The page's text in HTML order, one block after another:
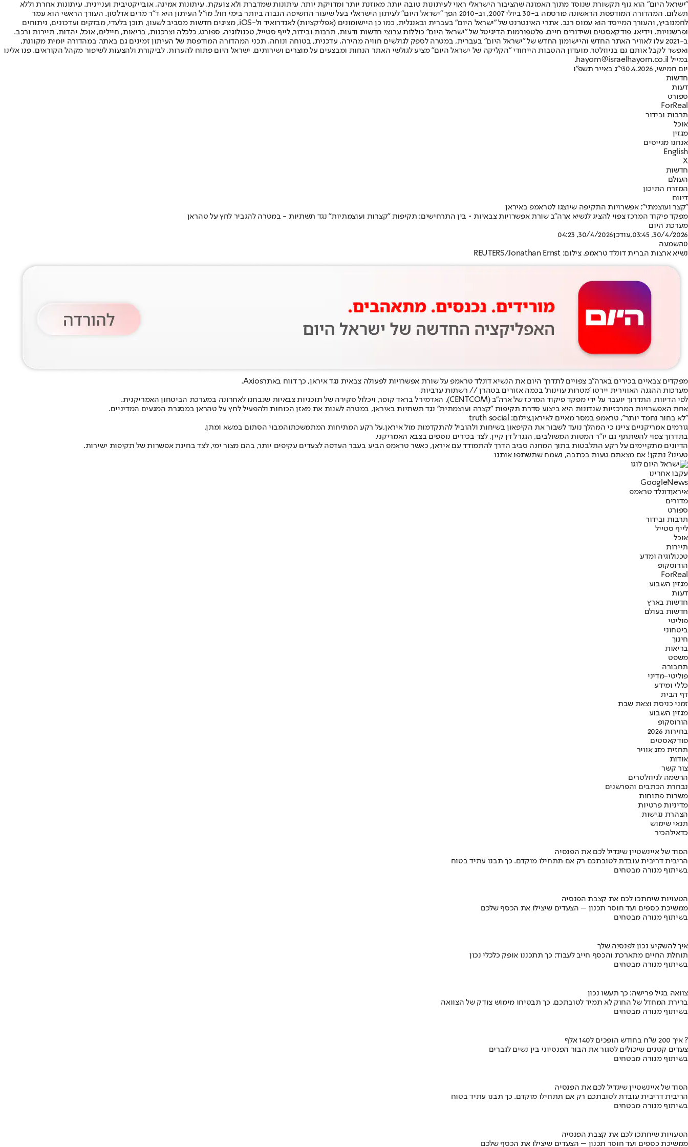
"ישראל היום" הוא גוף תקשורת שנוסד מתוך האמונה שהציבור הישראלי ראוי לעיתונות טובה יותר, מאוזנת יותר ומדויקת יותר. עיתונות שמדברת ולא צועקת. עיתונות אמינה, אובייקטיבית ועניינית. עיתונות אחרת וללא
תשלום. המהדורה המודפסת הראשונה פורסמה ב-30 ביולי 2007, וב-2010 הפך "ישראל היום" לעיתון הישראלי בעל שיעור החשיפה הגבוה ביותר בימי חול. מו"ל העיתון היא ד"ר מרים אדלסון. העורך הראשי הוא עמר
לחמנוביץ, והעורך המייסד הוא עמוס רגב. אתרי האינטרנט של "ישראל היום" בעברית ובאנגלית, כמו כן היישומונים (אפליקציות) לאנדרואיד ול-iOS, מציגים חדשות מסביב לשעון, תוכן בלעדי, מבזקים ועדכונים, ניתוחים
ופרשנויות, וידיאו, פודקאסטים ושידורים חיים. פלטפורמות הדיגיטל של "ישראל היום" כוללות ערוצי חדשות ודעות, תרבות ובידור, לייף סטייל, טכנולוגיה, ספורט, כלכלה וצרכנות, בריאות, חיילים, אוכל, יהדות, תיירות ורכב.
ב-2021 עלו לאוויר האתר החדש והיישומון החדש של "ישראל היום" בעברית, במטרה לספק לגולשים חוויה מהירה, עדכנית, בטוחה ונוחה. תכני המהדורה המודפסת של העיתון זמינים גם באתר, במהדורה יומית מקוונת,
ואפשר לקבל אותם גם בניוזלטר. מועדון ההטבות הייחודי "הקליקה של ישראל היום" מציע לגולשי האתר הנחות ומבצעים על מוצרים ושירותים. ישראל היום פתוח להערות, לביקורת ולהצעות לשיפור מקהל הקוראים. פנו אלינו
במייל hayom@israelhayom.co.il.
יום חמישי, 30.4.2026
י"ג באייר תשפ"ו
חדשות
דעות
ספורט
ForReal
תרבות ובידור
אוכל
מגזין
אנחנו מגייסים
English
X
חדשות
העולם
המזרח התיכון
דיווח
"קצר ועוצמתי": אפשרויות התקיפה שיוצגו לטראמפ באיראן
מפקד פיקוד המרכז צפוי להציג לנשיא ארה"ב שורת אפשרויות צבאיות • בין התרחישים: תקיפות "קצרות ועוצמתיות" נגד תשתיות - במטרה להגביר לחץ על טהראן
מערכת היום
30/4/2026, 03:45
,עודכן30/4/2026, 04:23
0השמעה
נשיא ארצות הברית דונלד טראמפ. צילום: REUTERS/Jonathan Ernst
מפקדים צבאיים בכירים בארה"ב צפויים לתדרך היום את הנשיא דונלד טראמפ על שורת אפשרויות לפעולה צבאית נגד איראן, כך דווח באתרAxios
.
מערכות ההגנה האווירית יירטו 'מטרות עוינות' בכמה אזורים בטהרן // רשתות ערביות
לפי הדיווח, התדרוך יועבר על ידי מפקד פיקוד המרכז של ארה"ב (CENTCOM), האדמירל בראד קופר, ויכלול סקירה של תוכניות צבאיות שנבחנו לאחרונה במערכת הביטחון האמריקנית.
אחת האפשרויות המרכזיות שנדונות היא ביצוע סדרת תקיפות "קצרה ועוצמתית" נגד תשתיות באיראן, במטרה לשנות את מאזן הכוחות ולהפעיל לחץ על טהראן במסגרת המגעים המדיניים.
"לא בחור נחמד יותר", טראמפ במסר מאיים לאיראן,צילום: truth social
גורמים אמריקניים ציינו כי המהלך נועד לשבור את הקיפאון בשיחות ולהוביל להתקדמות מול איראן,על רקע המתיחות המתמשכתוהמבוי הסתום במשא ומתן.
בתדרוך צפוי להשתתף גם יו"ר המטות המשולבים, הגנרל דן קיין, לצד בכירים נוספים בצבא האמריקני.
הדיונים מתקיימים על רקע התלבטות בתוך המחנה סביב הדרך להתמודד עם איראן, כאשר טראמפ הביע בעבר העדפה לצעדים עקיפים יותר, בהם מצור ימי, לצד בחינת אפשרות של תקיפות ישירות.
טעינו? נתקן! אם מצאתם טעות בכתבה, נשמח שתשתפו אותנו
עקבו אחרינו
Googl eNews
איראןדונלד טראמפ
מדורים
ספורט
תרבות ובידור
לייף סטייל
אוכל
תיירות
טכנולוגיה ומדע
הורוסקופ
ForReal
מגזין השבוע
דעות
חדשות בארץ
חדשות בעולם
פוליטי
ביטחוני
חינוך
בריאות
משפט
תחבורה
פוליטי-מדיני
כללי ומידע
דף הבית
זמני כניסת וצאת שבת
מגזין השבוע
הורוסקופ
בחירות 2026
פודקאסטים
תחזית מזג אוויר
אודות
צור קשר
הרשמה לניוזלטרים
נבחרת הכתבים והפרשנים
משרות פתוחות
מדיניות פרטיות
הצהרת נגישות
תנאי שימוש
כדאילהכיר
הסוד של איינשטיין שיגדיל לכם את הפנסיה
הריבית דריבית עובדת לטובתכם רק אם תתחילו מוקדם. כך תבנו עתיד בטוח
בשיתוף מנורה מבטחים
הטעויות שיחתכו לכם את קצבת הפנסיה
ממשיכת כספים ועד חוסר תכנון – הצעדים שיצילו את הכסף שלכם
בשיתוף מנורה מבטחים
איך להשקיע נכון לפנסיה שלך
תוחלת החיים מתארכת והכסף חייב לעבוד: כך תתכננו אופק כלכלי נכון
בשיתוף מנורה מבטחים
צוואה בגיל פרישה: כך תעשו נכון
ברירת המחדל של החוק לא תמיד לטובתכם. כך תבטיחו מימוש צודק של הצוואה
בשיתוף מנורה מבטחים
איך 200 ש"ח בחודש הופכים ל140 אלף ?
צעדים קטנים שיכולים לסגור את הבור הפנסיוני בין נשים לגברים
בשיתוף מנורה מבטחים
הסוד של איינשטיין שיגדיל לכם את הפנסיה
הריבית דריבית עובדת לטובתכם רק אם תתחילו מוקדם. כך תבנו עתיד בטוח
בשיתוף מנורה מבטחים
הטעויות שיחתכו לכם את קצבת הפנסיה
ממשיכת כספים ועד חוסר תכנון – הצעדים שיצילו את הכסף שלכם